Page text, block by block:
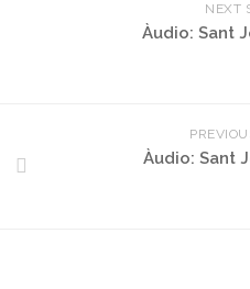
NEXT
Àudio: Sant
Àudio: Sant